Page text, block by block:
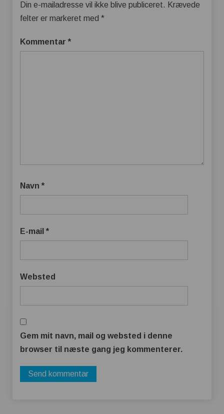
Din e-mailadresse vil ikke blive publiceret. Krævede
felter er markeret med *
Kommentar *
Navn *
E-mail *
Websted
Gem mit navn, mail og websted i denne
browser til næste gang jeg kommenterer.